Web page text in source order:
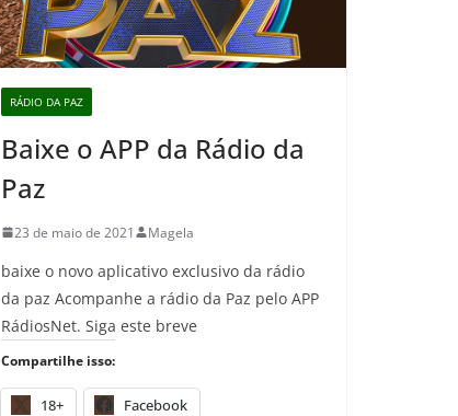
RÁDIO DA PAZ
Baixe o APP da Rádio da
Paz
23 de maio de 2021 Magela
baixe o novo aplicativo exclusivo da rádio
da paz Acompanhe a rádio da Paz pelo APP
RádiosNet. Siga este breve
Compartilhe isso:
18+ Facebook